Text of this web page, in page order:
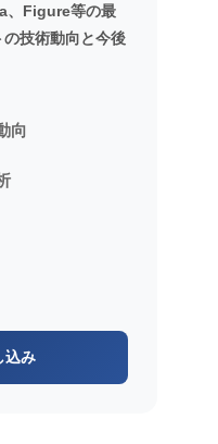
、Figure等の最
技術動向と今後
向
込み